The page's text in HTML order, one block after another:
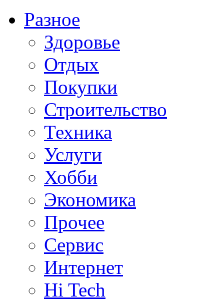
Разное
Здоровье
Отдых
Покупки
Строительство
Техника
Услуги
Хобби
Экономика
Прочее
Сервис
Интернет
Hi Tech